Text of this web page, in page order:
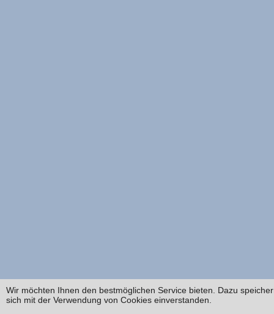
Wir möchten Ihnen den bestmöglichen Service bieten. Dazu
sich mit der Verwendung von Cookies einverstanden.